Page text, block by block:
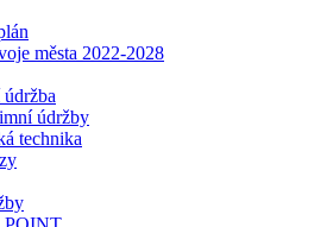
města 2022-2028
údržby
technika